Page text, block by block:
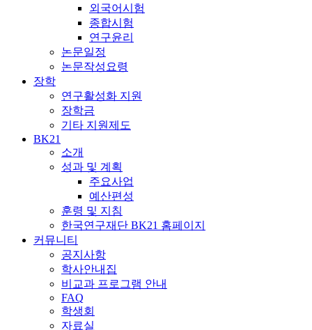
외국어시험
종합시험
연구윤리
논문일정
논문작성요령
장학
연구활성화 지원
장학금
기타 지원제도
BK21
소개
성과 및 계획
주요사업
예산편성
훈령 및 지침
한국연구재단 BK21 홈페이지
커뮤니티
공지사항
학사안내집
비교과 프로그램 안내
FAQ
학생회
자료실